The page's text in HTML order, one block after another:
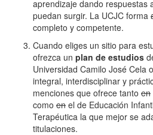
aprendizaje dando respuestas
puedan surgir. La UCJC forma
completo y competente.
Cuando eliges un sitio para
ofrezca un plan de estudios
Universidad Camilo José Cela
integral, interdisciplinar y
menciones que ofrece tanto en
como en el de Educación
Terapéutica la que mejor se
titulaciones.